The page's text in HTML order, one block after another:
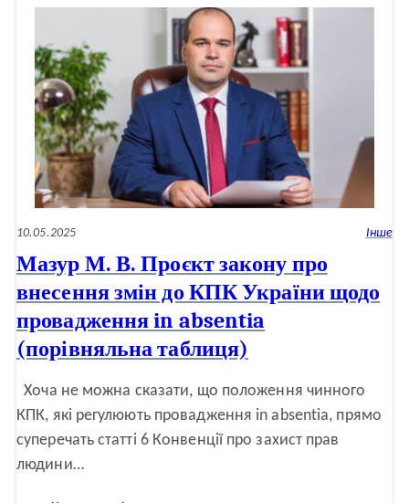
Мазур
представив
законодавчі
пропозиції
щодо
проваджень
in
absentia
10.05.2025 Інше
Мазур М. В. Проєкт закону про
внесення змін до КПК України щодо
провадження in absentia
(порівняльна таблиця)
Хоча не можна сказати, що положення чинного
КПК, які регулюють провадження in absentia, прямо
суперечать статті 6 Конвенції про захист прав
людини…